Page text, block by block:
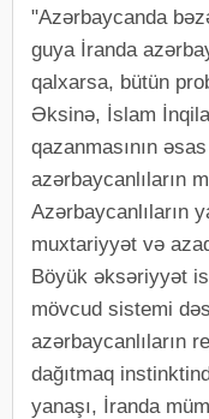
"Azərbaycanda
guya İranda
qalxarsa, bütün
Əksinə, İslam
qazanmasının
azərbaycanlıların
Azərbaycanlıların
muxtariyyət və
Böyük əksəriyyət
mövcud sistemi
azərbaycanlıların
dağıtmaq
yanaşı, İranda